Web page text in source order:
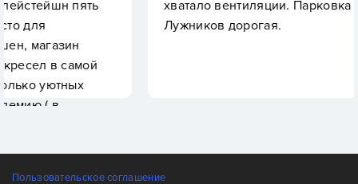
хватало вентиляции. Парковка на
Лужников дорогая.
Пользовательское соглашение